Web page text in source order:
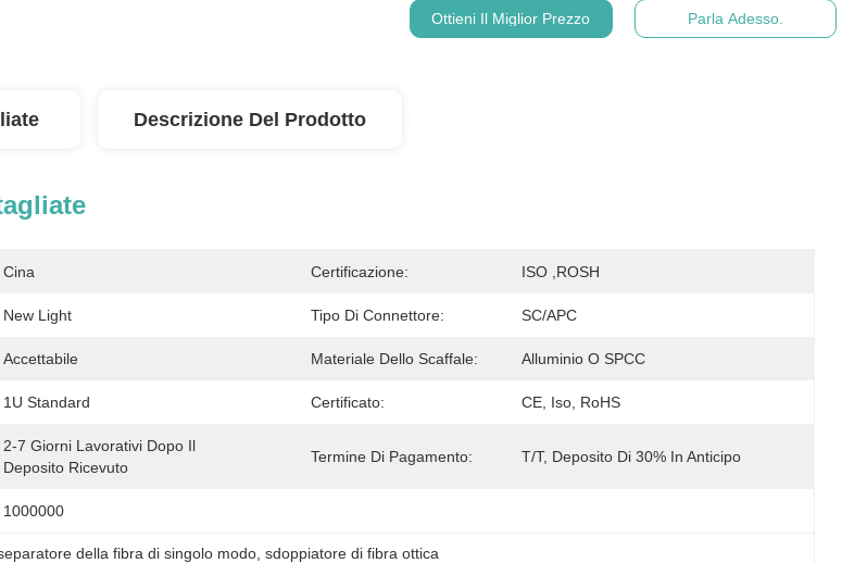
Ottieni Il Miglior Prezzo Parla Adesso.
Descrizione Del Prodotto
Cina Certificazione: ISO ,ROSH
New Light Tipo Di Connettore: SC/APC
Accettabile Materiale Dello Scaffale: Alluminio O SPCC
1U Standard Certificato: CE, Iso, RoHS
2-7 Giorni Lavorativi Dopo Il
Deposito Ricevuto
Termine Di Pagamento: T/T, Deposito Di 30% In Anticipo
1000000
della fibra di singolo modo , sdoppiatore di fibra ottica